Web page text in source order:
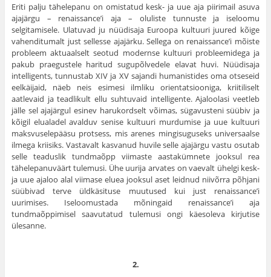
Eriti palju tähelepanu on omistatud kesk- ja uue aja piirimail asuva
ajajärgu – renaissance’i aja – oluliste tunnuste ja iseloomu
selgitamisele. Ulatuvad ju nüüdisaja Euroopa kultuuri juured kõige
vahenditumalt just sellesse ajajärku. Sellega on renaissance’i mõiste
probleem aktuaalselt seotud modernse kultuuri probleemidega ja
pakub praegustele haritud sugupõlvedele elavat huvi. Nüüdisaja
intelligents, tunnustab XIV ja XV sajandi humanistides oma otseseid
eelkäijaid, näeb neis esimesi ilmliku orientatsiooniga, kriitiliselt
aatlevaid ja teadlikult ellu suhtuvaid intelligente. Ajaloolasi veetleb
jälle sel ajajärgul esinev harukordselt võimas, sügavusteni süübiv ja
kõigil elualadel avalduv senise kultuuri murdumise ja uue kultuuri
maksvuselepääsu protsess, mis arenes mingisuguseks universaalse
ilmega kriisiks. Vastavalt kasvanud huvile selle ajajärgu vastu osutab
selle teaduslik tundmaõpp viimaste aastakümnete jooksul rea
tähele­panuväärt tulemusi. Ühe uurija arvates on vaevalt ühelgi kesk-
ja uue ajaloo alal viimase eluea jooksul aset leidnud niivõrra põhjani
süübivad terve üldkäsituse muutused kui just renaissance’i
uurimises. Iseloomustada mõningaid renaissance’i aja
tundmaõppimisel saavutatud tulemusi ongi käesoleva kirjutise
ülesanne.
2.